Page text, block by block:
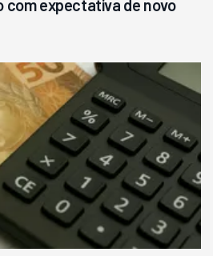
com expectativa de novo